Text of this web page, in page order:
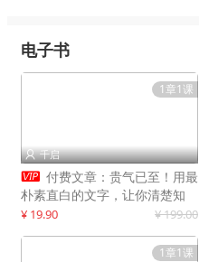
电子书
1章1课
 千启
 付费文章：贵气已至！用最
朴素直白的文字，让你清楚知
道，该如何接住这一次时代的泼
¥ 19.90 ¥ 199.00
1章1课